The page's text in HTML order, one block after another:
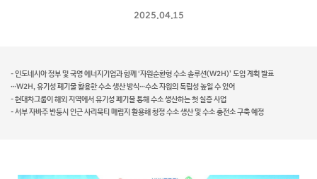
2025.04.15
- 인도네시아 정부 및 국영 에너지기업과 함께 ‘자원순환형 수소 솔루션(W2H)’ 도입 계획 발표
…W2H, 유기성 폐기물 활용한 수소 생산 방식…수소 자원의 독립성 높일 수 있어
- 현대차그룹이 해외 지역에서 유기성 폐기물 통해 수소 생산하는 첫 실증 사업
- 서부 자바주 반둥시 인근 사리묵티 매립지 활용해 청정 수소 생산 및 수소 충전소 구축 예정